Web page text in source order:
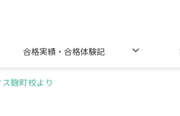
合格実績・合格体験記
麹町校より